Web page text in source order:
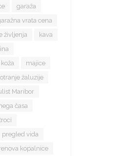
garaža
vrata cena
življenja
kava
koža
majice
žaluzije
Maribor
časa
pregled vida
kopalnice